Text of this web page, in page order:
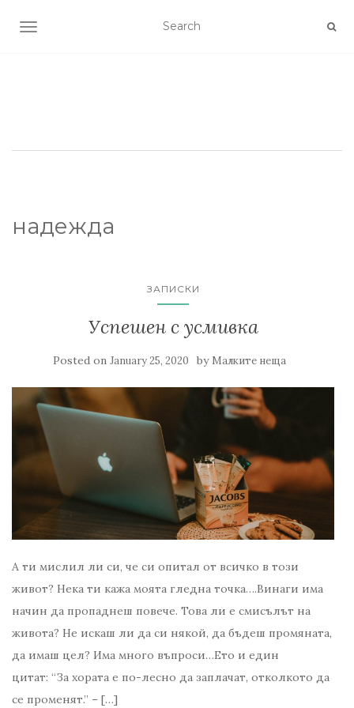
TOGGLE NAVIGATION
надежда
ЗАПИСКИ
Успешен с усмивка
Posted on January 25, 2020 by Малките неща
А ти мислил ли си, че си опитал от всичко в този
живот? Нека ти кажа моята гледна точка….Винаги има
начин да пропаднеш повече. Това ли е смисълът на
живота? Не искаш ли да си някой, да бъдеш промяната,
да имаш цел? Има много въпроси…Ето и един
цитат: “За хората е по-лесно да заплачат, отколкото да
се променят.” – […]